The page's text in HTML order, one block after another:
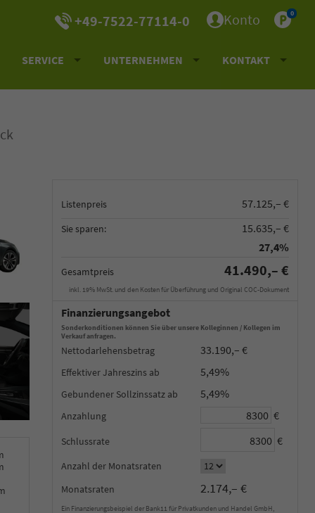
+49-7522-77114-0 Konto 0
SERVICE UNTERNEHMEN KONTAKT
Listenpreis 57.125,– €
Sie sparen:
15.635,– €
27,4%
Gesamtpreis 41.490,– €
inkl. 19% MwSt. und den Kosten für Überführung und Original COC-Dokument
Finanzierungsangebot
Sonderkonditionen können Sie über unsere Kolleginnen / Kollegen im
Verkauf anfragen.
Nettodarlehensbetrag 33.190,– €
Effektiver Jahreszins 5,49%
Gebundener Sollzinssatz 5,49%
Anzahlung €
Schlussrate €
Anzahl der Monatsraten
Monatsraten
2.174,– €
Ein Finanzierungsbeispiel der Bank11 für Privatkunden und Handel GmbH,